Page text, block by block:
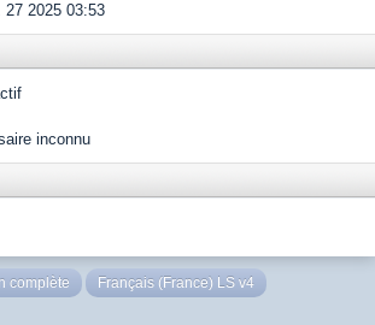
27 2025 03:53
inconnu
complète Français (France) LS v4